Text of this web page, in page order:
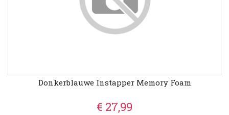
Donkerblauwe Instapper Memory Foam
€ 27,99